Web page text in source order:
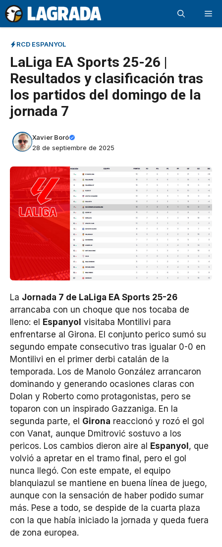
Saltar
al
contenido
RCD ESPANYOL
LaLiga EA Sports 25-26 |
Resultados y clasificación tras
los partidos del domingo de la
jornada 7
Xavier Boró
28 de septiembre de 2025
La Jornada 7 de LaLiga EA Sports 25-26
arrancaba con un choque que nos tocaba de
lleno: el Espanyol visitaba Montilivi para
enfrentarse al Girona. El conjunto perico sumó su
segundo empate consecutivo tras igualar 0-0 en
Montilivi en el primer derbi catalán de la
temporada. Los de Manolo González arrancaron
dominando y generando ocasiones claras con
Dolan y Roberto como protagonistas, pero se
toparon con un inspirado Gazzaniga. En la
segunda parte, el Girona reaccionó y rozó el gol
con Vanat, aunque Dmitrović sostuvo a los
pericos. Los cambios dieron aire al Espanyol, que
volvió a apretar en el tramo final, pero el gol
nunca llegó. Con este empate, el equipo
blanquiazul se mantiene en buena línea de juego,
aunque con la sensación de haber podido sumar
más. Pese a todo, se despide de la cuarta plaza
con la que había iniciado la jornada y queda fuera
de zona europea.